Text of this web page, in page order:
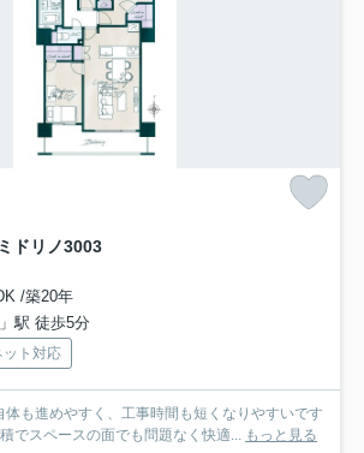
ドリノ3003
/築20年
駅 徒歩5分
ット対応
も進めやすく、工事時間も短くなりやすいです
でスペースの面でも問題なく快適...
もっと見る